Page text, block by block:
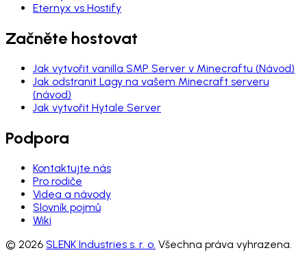
Eternyx vs Hostify
Začněte hostovat
Jak vytvořit vanilla SMP Server v Minecraftu (Návod)
Jak odstranit Lagy na vašem Minecraft serveru
(návod)
Jak vytvořit Hytale Server
Podpora
Kontaktujte nás
Pro rodiče
Videa a návody
Slovník pojmů
Wiki
© 2026 SLENK Industries s. r. o. Všechna práva vyhrazena.